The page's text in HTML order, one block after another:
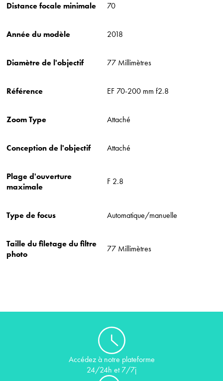
Distance focale minimale ‎70
Année du modèle ‎2018
Diamètre de l'objectif ‎77 Millimètres
Référence ‎EF 70-200 mm f2.8
Zoom Type ‎Attaché
Conception de l'objectif ‎Attaché
Plage d'ouverture
maximale
‎F 2.8
Type de focus ‎Automatique/manuelle
Taille du filetage du filtre
photo
‎77 Millimètres
Accédez à notre plateforme
24/24h et 7/7j